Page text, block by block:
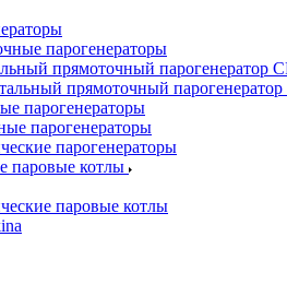
парогенераторы
прямоточный парогенератор
прямоточный
парогенераторы
парогенераторы
парогенераторы
паровые котлы
паровые котлы